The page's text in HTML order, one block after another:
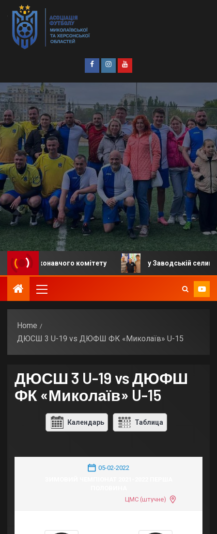
виконавчого комітету у Заводській селищній
Home
ДЮСШ 3 U-19 vs ДЮФШ ФК «Миколаїв» U-15
ДЮСШ 3 U-19 vs ДЮФШ
ФК «Миколаїв» U-15
Календарь Таблица
05-02-2022
ЦМС (штучне)